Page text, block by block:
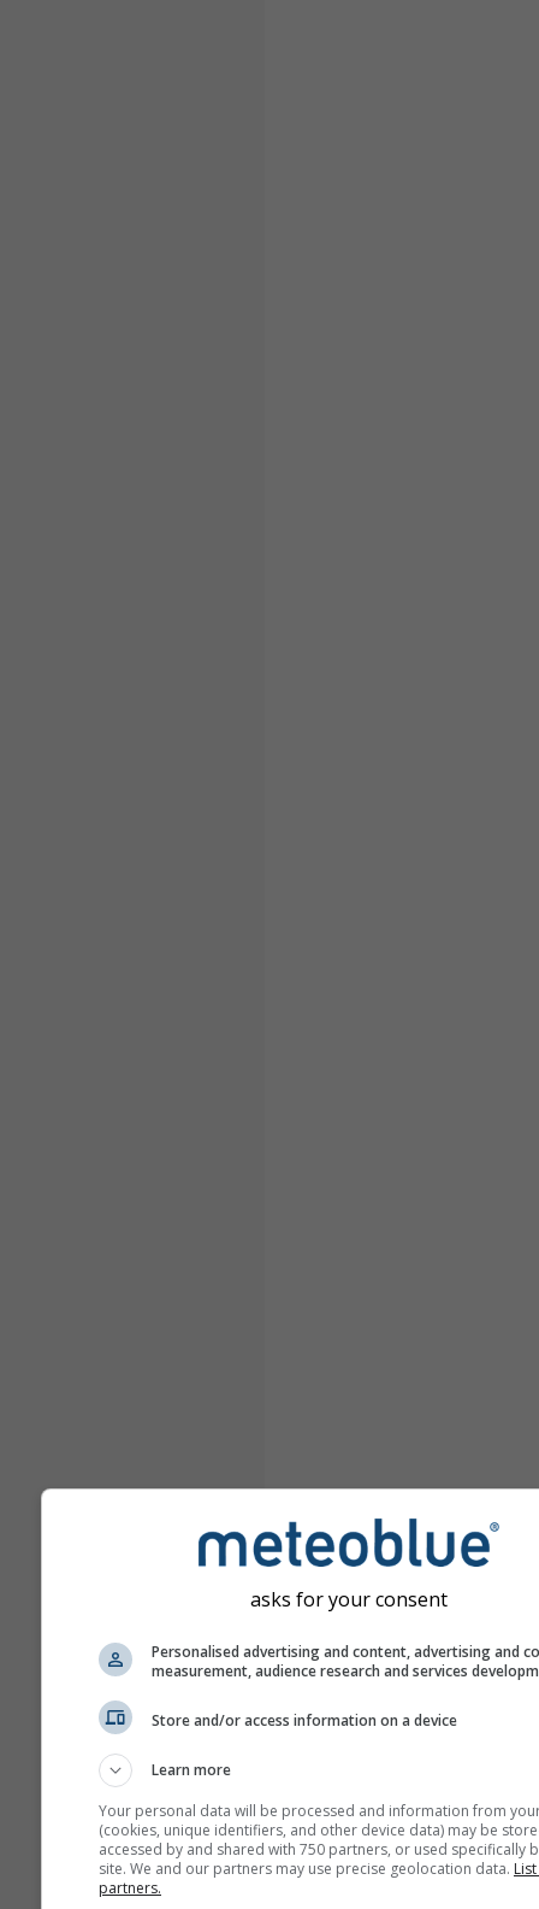
asks for your consent
Personalised advertising and content, advertising and
measurement, audience research and services
Store and/or access information on a device
Learn more
Your personal data will be processed and information from
(cookies, unique identifiers, and other device data) may be
accessed by and shared with 750 partners, or used specifically
site. We and our partners may use precise geolocation data.
partners.